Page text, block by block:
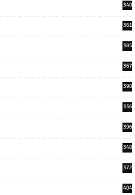
340
361
385
367
390
336
396
340
372
404